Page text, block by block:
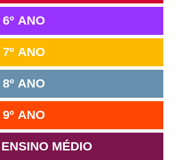
6º ANO
7º ANO
8º ANO
9º ANO
MÉDIO